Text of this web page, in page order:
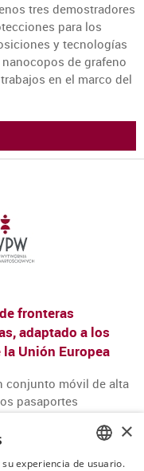
tres demostradores
para los
y tecnologías
de grafeno
en el marco del
fronteras
adaptado a los
Unión Europea
conjunto móvil de alta
pasaportes
las huellas dactilares.×
experiencia de usuario.